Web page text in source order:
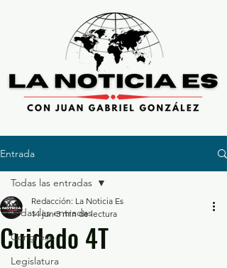
Entrada
Todas las entradas
Congreso
Legislatura
Todas las entradas
Cuidado 4T
Redacción: La Noticia Es
14 jun 3 min de lectura